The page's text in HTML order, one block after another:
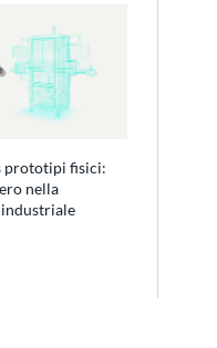
prototipi fisici:
nella